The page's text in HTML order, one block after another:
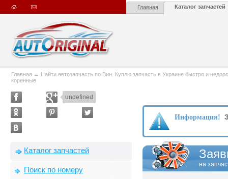
Главная Каталог запчастей
Главная → Найти автозапчасть по Вин. Куплю запчасть в Украине быстро и
коренные
undefined
Каталог запчастей
Поиск по номеру
Информация!
на